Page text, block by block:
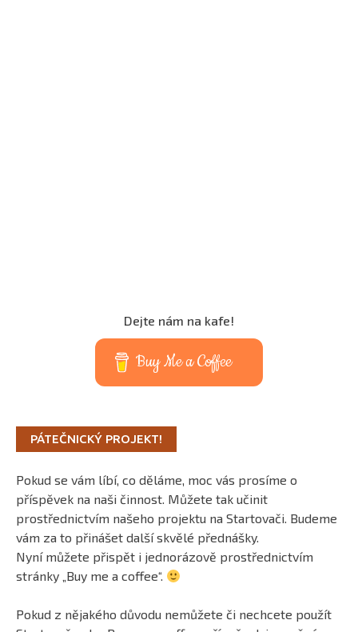
Dejte nám na kafe!
Buy Me a Coffee
PÁTEČNICKÝ PROJEKT!
Pokud se vám líbí, co děláme, moc vás prosíme o
příspěvek na naši činnost. Můžete tak učinit
prostřednictvím našeho projektu na Startovači. Budeme
vám za to přinášet další skvělé přednášky.
Nyní můžete přispět i jednorázově prostřednictvím
stránky „Buy me a coffee“.
Pokud z nějakého důvodu nemůžete či nechcete použít